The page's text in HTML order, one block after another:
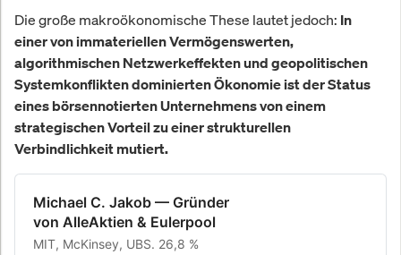
Die große makroökonomische These lautet jedoch: In
einer von immateriellen Vermögenswerten,
algorithmischen Netzwerkeffekten und geopolitischen
Systemkonflikten dominierten Ökonomie ist der Status
eines börsennotierten Unternehmens von einem
strategischen Vorteil zu einer strukturellen
Verbindlichkeit mutiert.
Michael C. Jakob — Gründer
von AlleAktien & Eulerpool
MIT, McKinsey, UBS. 26,8 %